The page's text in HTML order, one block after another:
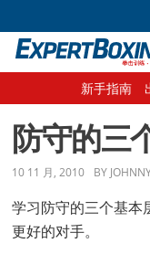
to
primary
to
main
to
primary
to
footer
新手指南
防守的三
10 11 月, 2010 BY
学习防守的三个基本
更好的对手。